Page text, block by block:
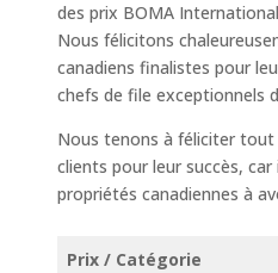
des prix BOMA
Nous félicitons
canadiens finalistes pour
chefs de file exceptionnels
Nous tenons à féliciter
clients pour leur succès,
propriétés canadiennes à
Prix / Catégorie